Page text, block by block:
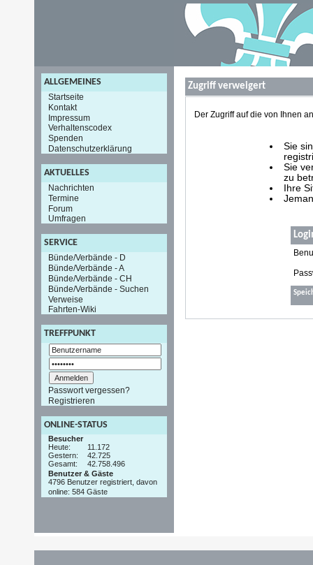
ALLGEMEINES
Startseite
Kontakt
Impressum
Verhaltenscodex
Spenden
Datenschutzerklärung
AKTUELLES
Nachrichten
Termine
Forum
Umfragen
SERVICE
Bünde/Verbände - D
Bünde/Verbände - A
Bünde/Verbände - CH
Bünde/Verbände - Suchen
Verweise
Fahrten-Wiki
TREFFPUNKT
Passwort vergessen?
Registrieren
ONLINE-STATUS
Besucher
Heute:
11.172
Gestern:
42.725
Gesamt:
42.758.496
Benutzer & Gäste
4796 Benutzer registriert, davon
online: 584 Gäste
Zugriff verweigert
Der Zugriff auf die von Ihnen
Sie
Sie
zu
Ihre